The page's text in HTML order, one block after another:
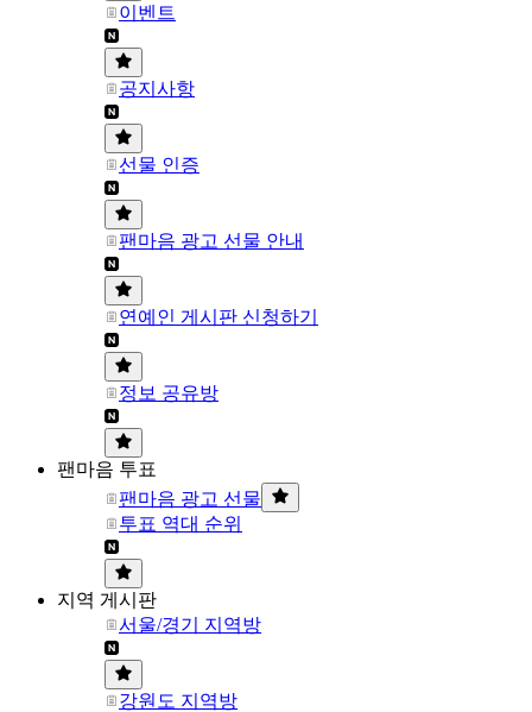
이벤트
공지사항
선물 인증
팬마음 광고 선물 안내
연예인 게시판 신청하기
정보 공유방
팬마음 투표
팬마음 광고 선물
투표 역대 순위
지역 게시판
서울/경기 지역방
강원도 지역방